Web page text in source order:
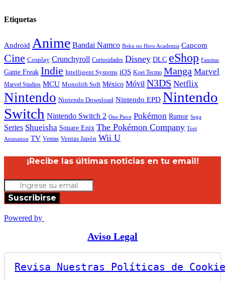
Etiquetas
Android Anime Bandai Namco Boku no Hero Academia Capcom
Cine Cosplay Crunchyroll Curiosidades Disney DLC eShop Famitsu
Game Freak Indie Intelligent Systems iOS Koei Tecmo Manga Marvel
Marvel Studios MCU Monolith Soft México Móvil N3DS Netflix
Nintendo Nintendo Download Nintendo EPD Nintendo
Switch Nintendo Switch 2 One Piece Pokémon Rumor Sega
Series Shueisha Square Enix The Pokémon Company Toei
Animation TV Ventas Ventas Japón Wii U
¡Recibe las últimas noticias en tu email!
Suscribirse
Powered by
Aviso Legal
Revisa Nuestras Políticas de